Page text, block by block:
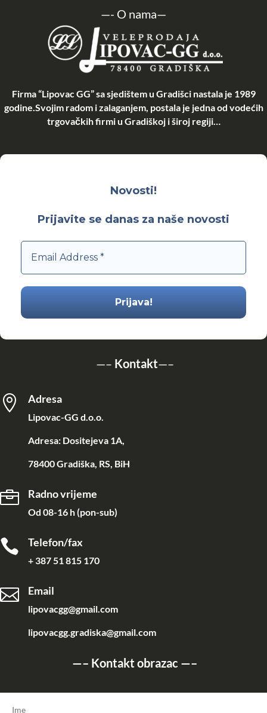
—- O nama—
Firma “Lipovac GG” sa sjedištem u Gradišci nastala je 1989
godine.Svojim radom i zalaganjem, postala je jedna od vodećih
trgovačkih firmi u Gradiškoj i široj regiji…
Novosti!
Prijavite se danas za naše novosti
—– Kontakt—–
 Adresa
Lipovac-GG d.o.o.
Adresa: Dositejeva 1A,
78400 Gradiška, RS, BiH
 Radno vrijeme
Od 08-16 h (pon-sub)
 Telefon/fax
+ 387 51 815 170
 Email
lipovacgg@gmail.com
lipovacgg.gradiska@gmail.com
—– Kontakt obrazac —–